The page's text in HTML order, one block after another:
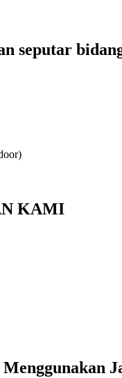
seputar
KAMI
Menggunakan